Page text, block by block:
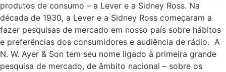
produtos de consumo – a Lever e a Sidney Ross. Na
década de 1930, a Lever e a Sidney Ross começaram a
fazer pesquisas de mercado em nosso país sobre hábitos
e preferências dos consumidores e audiência de rádio. A
N. W. Ayer & Son tem seu nome ligado à primeira grande
pesquisa de mercado, de âmbito nacional – sobre os